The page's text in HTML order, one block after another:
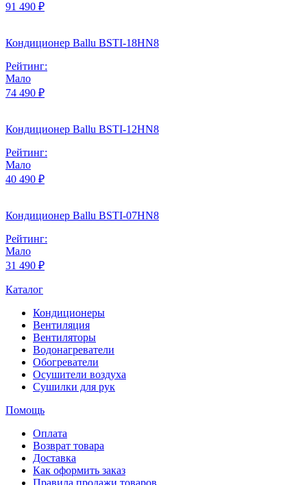
91 490 ₽
Кондиционер Ballu BSTI-18HN8
Рейтинг:
Мало
74 490 ₽
Кондиционер Ballu BSTI-12HN8
Рейтинг:
Мало
40 490 ₽
Кондиционер Ballu BSTI-07HN8
Рейтинг:
Мало
31 490 ₽
Каталог
Кондиционеры
Вентиляция
Вентиляторы
Водонагреватели
Обогреватели
Осушители воздуха
Сушилки для рук
Помощь
Оплата
Возврат товара
Доставка
Как оформить заказ